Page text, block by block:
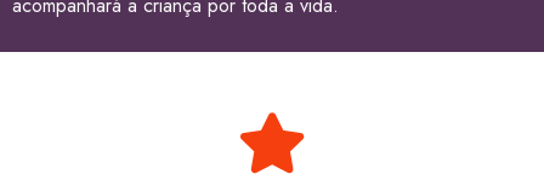
acompanhará a criança por toda a vida.